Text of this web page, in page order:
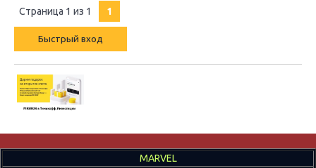
Страница 1 из 1 1
MARVEL